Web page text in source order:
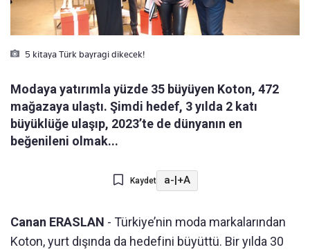
5 kitaya Türk bayragi dikecek!
Modaya yatırımla yüzde 35 büyüyen Koton, 472
mağazaya ulaştı. Şimdi hedef, 3 yılda 2 katı
büyüklüğe ulaşıp, 2023’te de dünyanın en
beğenileni olmak...
Kaydet a- +A
Canan ERASLAN - Türkiye’nin moda markalarından
Koton, yurt dışında da hedefini büyüttü. Bir yılda 30